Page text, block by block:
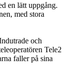
en lätt uppgång.
med stora
och
Tele2
faller på sina